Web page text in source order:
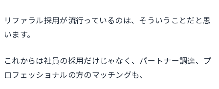
リファラル採用が流行っているのは、そういうことだと思
います。
これからは社員の採用だけじゃなく、パートナー調達、プ
ロフェッショナルの方のマッチングも、